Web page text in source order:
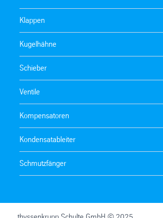
Klappen
Kugelhähne
Schieber
Ventile
Kompensatoren
Kondensatableiter
Schmutzfänger